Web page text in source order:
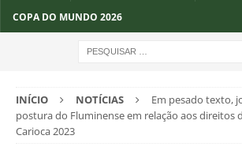
COPA DO MUNDO 2026
INÍCIO NOTÍCIAS
Em pesado texto,
postura do Fluminense em relação aos direitos
Carioca 2023